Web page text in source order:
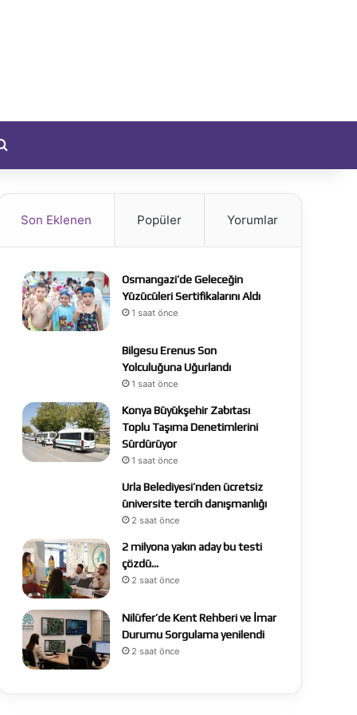
Ol
Son Eklenen Popüler Yorumlar
Osmangazi’de Geleceğin
Yüzücüleri Sertifikalarını Aldı
1 saat önce
Bilgesu Erenus Son
Yolculuğuna Uğurlandı
1 saat önce
Konya Büyükşehir Zabıtası
Toplu Taşıma Denetimlerini
Sürdürüyor
1 saat önce
Urla Belediyesi’nden ücretsiz
üniversite tercih danışmanlığı
2 saat önce
2 milyona yakın aday bu testi
çözdü…
2 saat önce
Nilüfer’de Kent Rehberi ve İmar
Durumu Sorgulama yenilendi
2 saat önce